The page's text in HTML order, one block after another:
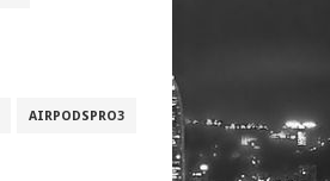
AIRPODSPRO3